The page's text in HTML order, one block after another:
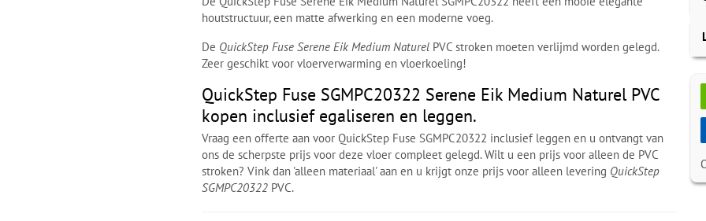
houtstructuur, een matte afwerking en een moderne voeg.
De QuickStep Fuse Serene Eik Medium Naturel PVC stroken moeten verlijmd worden gelegd.
Zeer geschikt voor vloerverwarming en vloerkoeling!
QuickStep Fuse SGMPC20322 Serene Eik Medium Naturel PVC
kopen inclusief egaliseren en leggen.
Vraag een offerte aan voor QuickStep Fuse SGMPC20322 inclusief leggen en u ontvangt van
ons de scherpste prijs voor deze vloer compleet gelegd. Wilt u een prijs voor alleen de PVC
stroken? Vink dan 'alleen materiaal' aan en u krijgt onze prijs voor alleen levering QuickStep
SGMPC20322 PVC.